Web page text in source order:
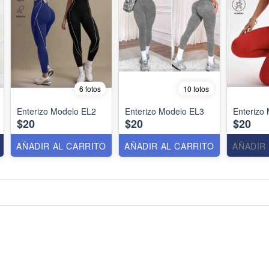
6 fotos
Enterizo Modelo EL2
$20
AÑADIR AL CARRITO
10 fotos
Enterizo Modelo EL3
$20
AÑADIR AL CARRITO
Enterizo
$20
AÑADIR